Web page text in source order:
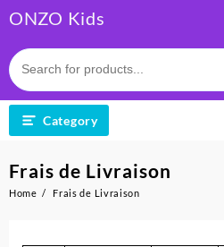
to
content
ONZO Kids
Category
Frais de Livraison
Home Frais de Livraison